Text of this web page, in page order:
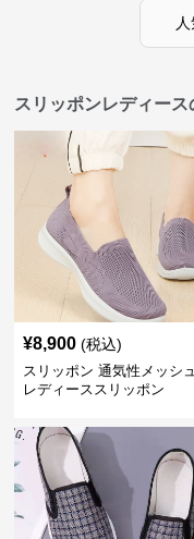
スリッポンレディー
¥8,900 (税込)
スリッポン 通気性メッシ
レディーススリッポン